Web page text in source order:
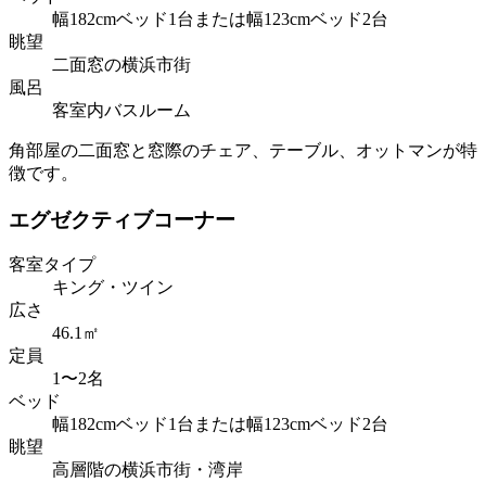
幅182cmベッド1台または幅123cmベッド2台
眺望
二面窓の横浜市街
風呂
客室内バスルーム
角部屋の二面窓と窓際のチェア、テーブル、オットマンが特
徴です。
エグゼクティブコーナー
客室タイプ
キング・ツイン
広さ
46.1㎡
定員
1〜2名
ベッド
幅182cmベッド1台または幅123cmベッド2台
眺望
高層階の横浜市街・湾岸